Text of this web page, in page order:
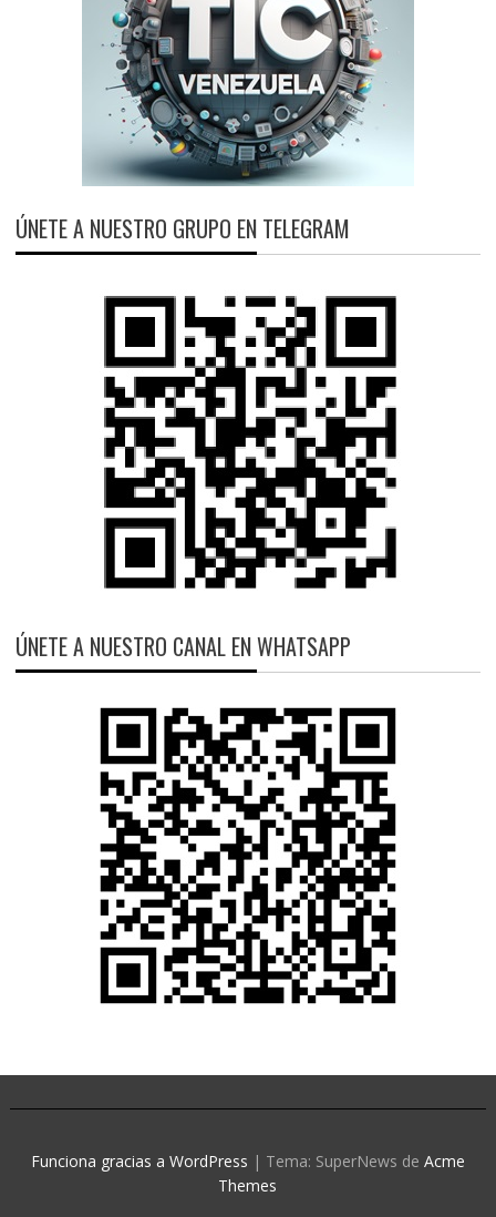
ÚNETE A NUESTRO GRUPO EN TELEGRAM
ÚNETE A NUESTRO CANAL EN WHATSAPP
Funciona gracias a WordPress | Tema: SuperNews de Acme
Themes